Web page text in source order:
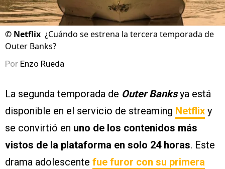
© Netflix ¿Cuándo se estrena la tercera temporada de
Outer Banks?
Por Enzo Rueda
La segunda temporada de Outer Banksya está
disponible en el servicio de streaming Netflix y
se convirtió en uno de los contenidos más
vistos de la plataforma en solo 24 horas. Este
drama adolescente fue furor con su primera